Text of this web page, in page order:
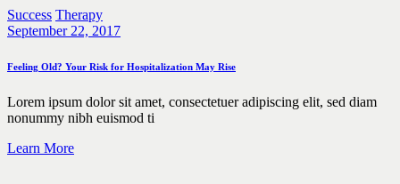
Success Therapy
September 22, 2017
Feeling Old? Your Risk for Hospitalization May Rise
Lorem ipsum dolor sit amet, consectetuer adipiscing elit, sed diam
nonummy nibh euismod ti
Learn More